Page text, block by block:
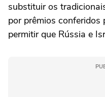
substituir os
por prêmios conferidos
permitir que Rússia e